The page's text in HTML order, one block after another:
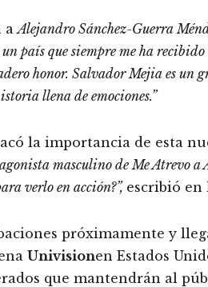
aAlejandro Sánchez-Guerra
un país que siempre me ha
honor. Salvador Mejia es un
llena de emociones.”
la importancia de esta
masculino de Me Atrevo a
verlo en acción?”, escribió en
próximamente y
Univisionen Estados
que mantendrán al